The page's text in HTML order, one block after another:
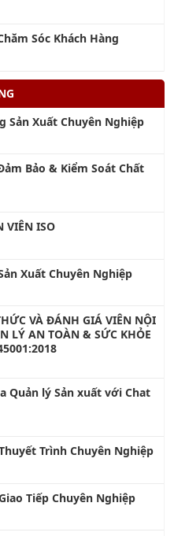
Sóc Khách Hàng
Sản Xuất Chuyên Nghiệp
Bảo & Kiểm Soát Chất
VIÊN ISO
Xuất Chuyên Nghiệp
VÀ ĐÁNH GIÁ VIÊN NỘI
LÝ AN TOÀN & SỨC KHỎE
Quản lý Sản xuất với Chat
Trình Chuyên Nghiệp
Tiếp Chuyên Nghiệp